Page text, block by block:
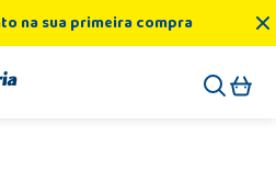
na sua primeira compra